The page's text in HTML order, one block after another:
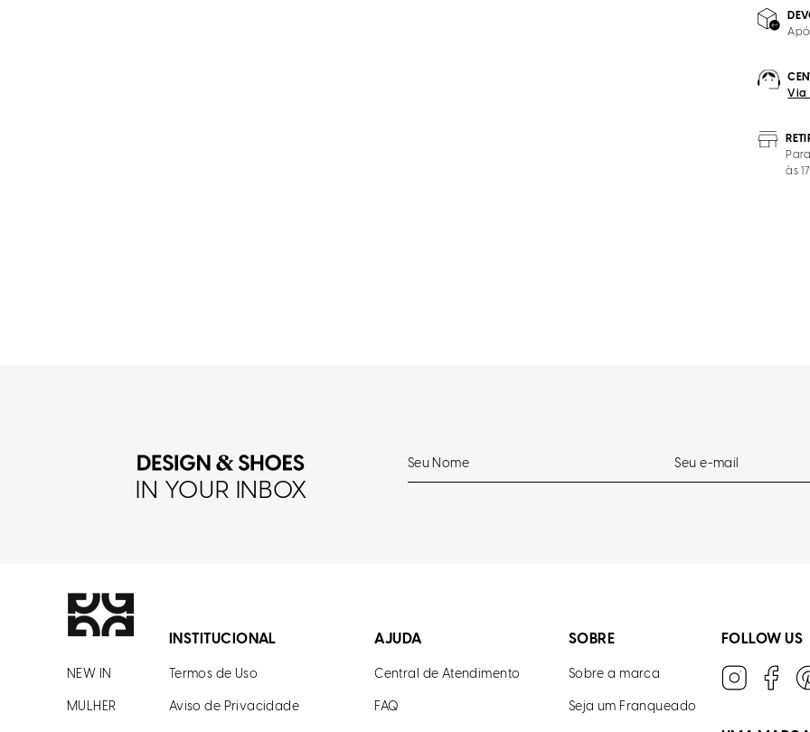
Via
às
IN YOUR INBOX
NEW IN
MULHER
INSTITUCIONAL
Termos de Uso
Aviso de Privacidade
AJUDA
Central de Atendimento
FAQ
SOBRE
Sobre a marca
Seja um Franqueado
FOLLOW US